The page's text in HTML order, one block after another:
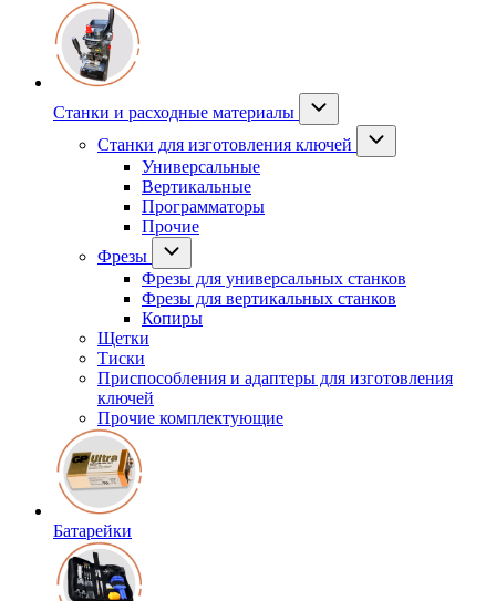
Станки и расходные материалы
Станки для изготовления ключей
Универсальные
Вертикальные
Программаторы
Прочие
Фрезы
Фрезы для универсальных станков
Фрезы для вертикальных станков
Копиры
Щетки
Тиски
Приспособления и адаптеры для изготовления
ключей
Прочие комплектующие
Батарейки